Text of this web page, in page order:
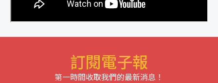
訂閱電子報
第一時間收取我們的最新消息！